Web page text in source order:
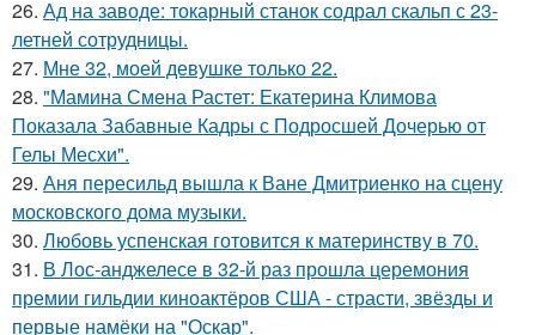
26. Ад на заводе: токарный станок содрал скальп с 23-
летней сотрудницы.
27. Мне 32, моей девушке только 22.
28. "Мамина Смена Растет: Екатерина Климова
Показала Забавные Кадры с Подросшей Дочерью от
Гелы Месхи".
29. Аня пересильд вышла к Ване Дмитриенко на сцену
московского дома музыки.
30. Любовь успенская готовится к материнству в 70.
31. В Лос-анджелесе в 32-й раз прошла церемония
премии гильдии киноактёров США - страсти, звёзды и
первые намёки на "Оскар".